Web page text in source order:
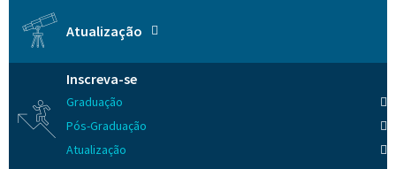
Atualização
Inscreva-se
Graduação
Pós-Graduação
Atualização